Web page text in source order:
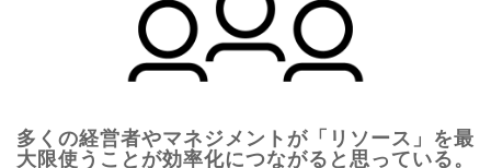
多くの経営者やマネジメントが「リソース」を最
大限使うことが効率化につながると思っている。